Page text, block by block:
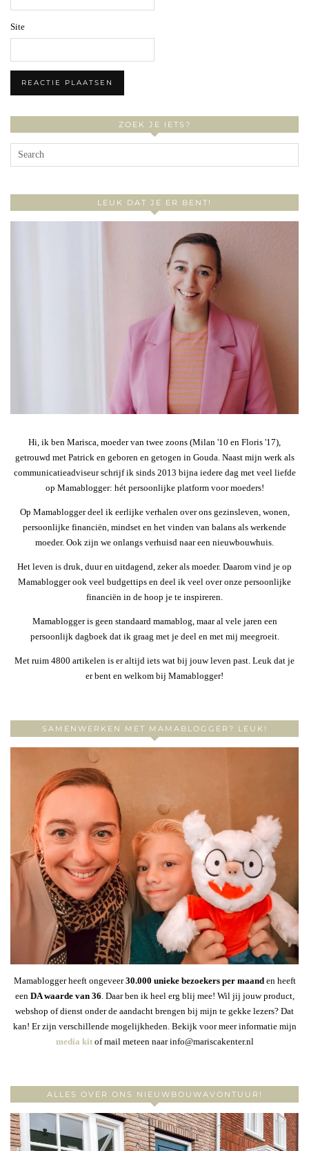
Site
ZOEK JE IETS?
LEUK DAT JE ER BENT!
Hi, ik ben Marisca, moeder van twee zoons (Milan '10 en Floris '17),
getrouwd met Patrick en geboren en getogen in Gouda. Naast mijn werk als
communicatieadviseur schrijf ik sinds 2013 bijna iedere dag met veel liefde
op Mamablogger: hét persoonlijke platform voor moeders!
Op Mamablogger deel ik eerlijke verhalen over ons gezinsleven, wonen,
persoonlijke financiën, mindset en het vinden van balans als werkende
moeder. Ook zijn we onlangs verhuisd naar een nieuwbouwhuis.
Het leven is druk, duur en uitdagend, zeker als moeder. Daarom vind je op
Mamablogger ook veel budgettips en deel ik veel over onze persoonlijke
financiën in de hoop je te inspireren.
Mamablogger is geen standaard mamablog, maar al vele jaren een
persoonlijk dagboek dat ik graag met je deel en met mij meegroeit.
Met ruim 4800 artikelen is er altijd iets wat bij jouw leven past. Leuk dat je
er bent en welkom bij Mamablogger!
SAMENWERKEN MET MAMABLOGGER? LEUK!
Mamablogger heeft ongeveer30.000 unieke bezoekers per maanden heeft
een DA waarde van 36 . Daar ben ik heel erg blij mee! Wil jij jouw product,
webshop of dienst onder de aandacht brengen bij mijn te gekke lezers? Dat
kan! Er zijn verschillende mogelijkheden. Bekijk voor meer informatie mijn
media kitof mail meteen naar info@mariscakenter.nl
ALLES OVER ONS NIEUWBOUWAVONTUUR!